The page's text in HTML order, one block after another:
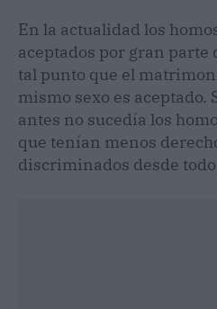
En la actualidad los
aceptados por gran parte
tal punto que el
mismo sexo es aceptado.
antes no sucedía los
que tenían menos
discriminados desde